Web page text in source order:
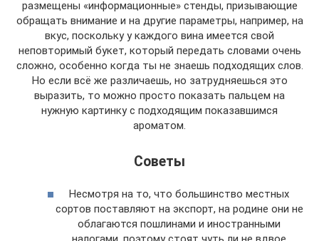
размещены «информационные» стенды, призывающие
обращать внимание и на другие параметры, например, на
вкус, поскольку у каждого вина имеется свой
неповторимый букет, который передать словами очень
сложно, особенно когда ты не знаешь подходящих слов.
Но если всё же различаешь, но затрудняешься это
выразить, то можно просто показать пальцем на
нужную картинку с подходящим показавшимся
ароматом.
Советы
Несмотря на то, что большинство местных
сортов поставляют на экспорт, на родине они не
облагаются пошлинами и иностранными